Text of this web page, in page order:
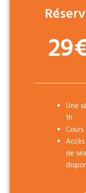
Une
1h
de